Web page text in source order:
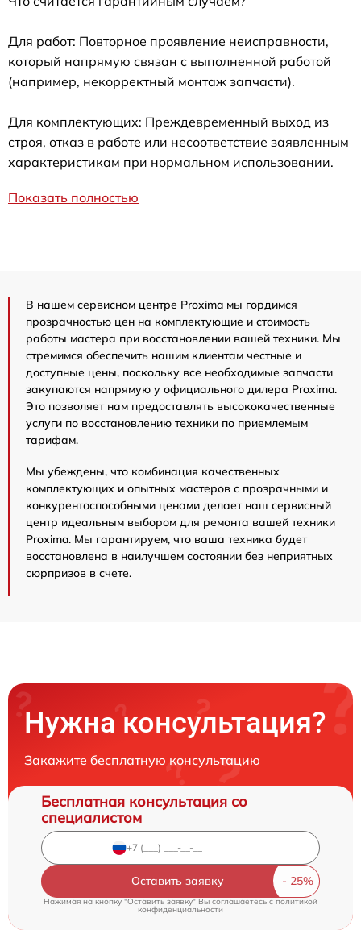
Для работ: Повторное проявление неисправности,
который напрямую связан с выполненной работой
(например, некорректный монтаж запчасти).
Для комплектующих: Преждевременный выход из
строя, отказ в работе или несоответствие заявленным
характеристикам при нормальном использовании.
Показать полностью
В нашем сервисном центре Proxima мы гордимся
прозрачностью цен на комплектующие и стоимость
работы мастера при восстановлении вашей техники. Мы
стремимся обеспечить нашим клиентам честные и
доступные цены, поскольку все необходимые запчасти
закупаются напрямую у официального дилера Proxima.
Это позволяет нам предоставлять высококачественные
услуги по восстановлению техники по приемлемым
тарифам.
Мы убеждены, что комбинация качественных
комплектующих и опытных мастеров с прозрачными и
конкурентоспособными ценами делает наш сервисный
центр идеальным выбором для ремонта вашей техники
Proxima. Мы гарантируем, что ваша техника будет
восстановлена в наилучшем состоянии без неприятных
сюрпризов в счете.
Нужна консультация?
Закажите бесплатную консультацию
Бесплатная консультация со
специалистом
Оставить заявку
Нажимая на кнопку "Оставить заявку" Вы соглашаетесь cполитикой
конфиденциальности